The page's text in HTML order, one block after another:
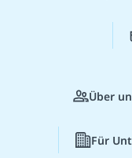
Über
Für